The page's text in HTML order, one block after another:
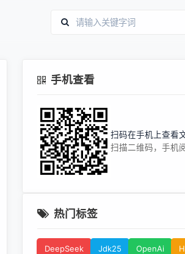
手机查看
扫码在手机上查看
扫描二维码，手机
热门标签
DeepSeek Jdk25 OpenAi